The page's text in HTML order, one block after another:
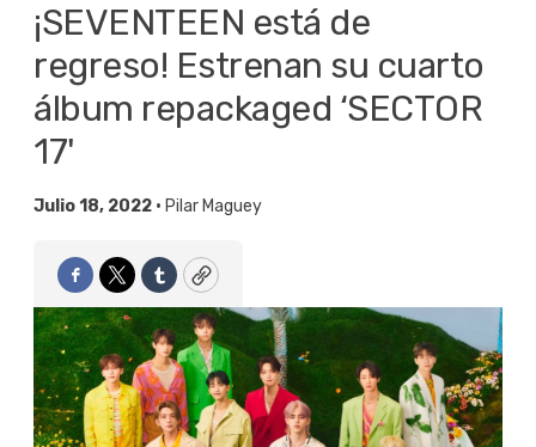
¡SEVENTEEN está de
regreso! Estrenan su cuarto
álbum repackaged ‘SECTOR
17'
Julio 18, 2022 • Pilar Maguey
Facebook
TwitterTumblrCopy